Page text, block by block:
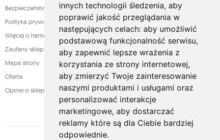
innych technologii śledzenia, aby
poprawić jakość przeglądania w
następujących celach: aby umożliwić
podstawową funkcjonalność serwisu,
aby zapewnić lepsze wrażenia z
korzystania ze strony internetowej,
aby zmierzyć Twoje zainteresowanie
naszymi produktami i usługami oraz
personalizować interakcje
marketingowe, aby dostarczać
reklamy które są dla Ciebie bardziej
odpowiednie.
Bezpieczeństwo płatności
Polityka prywatności
Więcej o hamakach
Zaufany sklep
Mapa strony
Oferta
Opinie o sklepie